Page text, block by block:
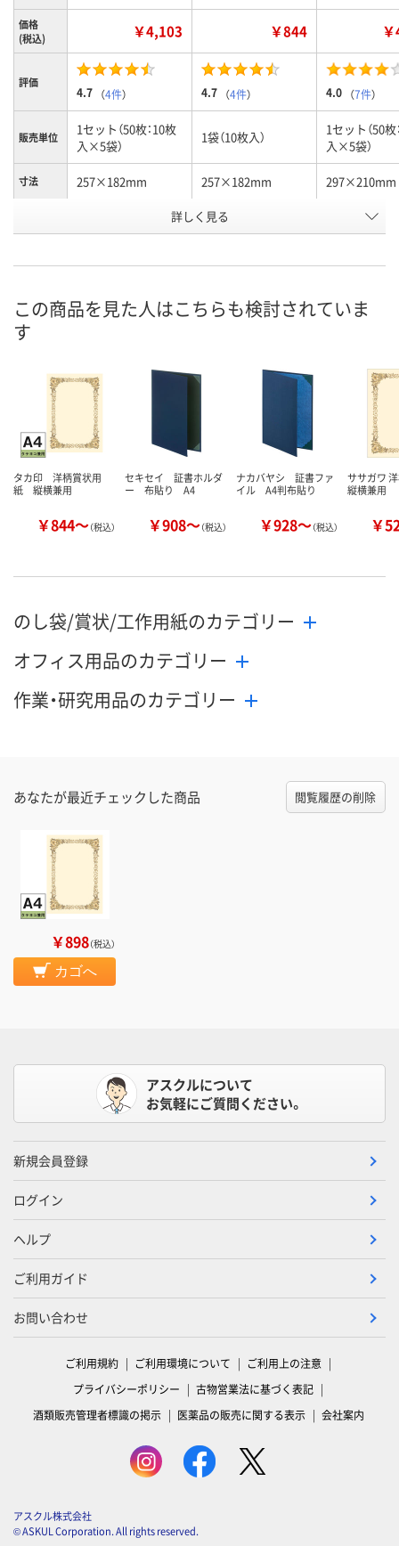
価格
(税込)
￥4,103 ￥844
評価
4.7 （4件） 4.7 （4件） 4.0 （7件）
販売単位
1セット（50枚：10枚
入×5袋）
1袋（10枚入）
1セット（50枚
入×5袋）
寸法 257×182mm 257×182mm 297×210mm
8208839 8215314
8月7日（金）
カゴへ カ
詳しく見る
この商品を見た人はこちらも検討されていま
す
タカ印 洋柄賞状用
紙 縦横兼用
￥844～（税込）
セキセイ 証書ホルダ
ー 布貼り A4
￥908～（税込）
ナカバヤシ 証書ファ
イル A4判布貼り
￥928～（税込）
ササガワ
縦横兼用
￥
のし袋/賞状/工作用紙のカテゴリー
オフィス用品のカテゴリー
作業・研究用品のカテゴリー
あなたが最近チェックした商品 閲覧履歴の削除
￥898（税込）
カゴへ
アスクルについて
お気軽にご質問ください。
新規会員登録
ログイン
ヘルプ
ご利用ガイド
お問い合わせ
ご利用規約 ご利用環境について
ご利用上の注意
プライバシーポリシー
古物営業法に基づく表記
酒類販売管理者標識の掲示
医薬品の販売に関する表示 会社案内
アスクル株式会社
© ASKUL Corporation. All rights reserved.